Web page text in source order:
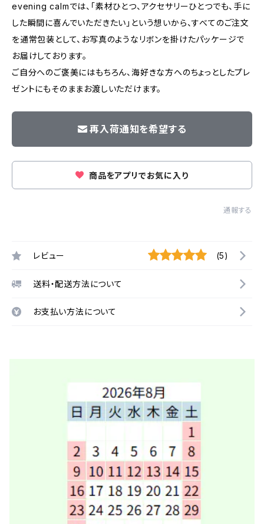
evening calmでは、「素材ひとつ、アクセサリーひとつでも、手に
した瞬間に喜んでいただきたい」という想いから、すべてのご注文
を通常包装として、お写真のようなリボンを掛けたパッケージで
お届けしております。
ご自分へのご褒美にはもちろん、海好きな方へのちょっとしたプレ
ゼントにもそのままお渡しいただけます。
再入荷通知を希望する
商品をアプリでお気に入り
通報する
レビュー (5)
送料・配送方法について
お支払い方法について